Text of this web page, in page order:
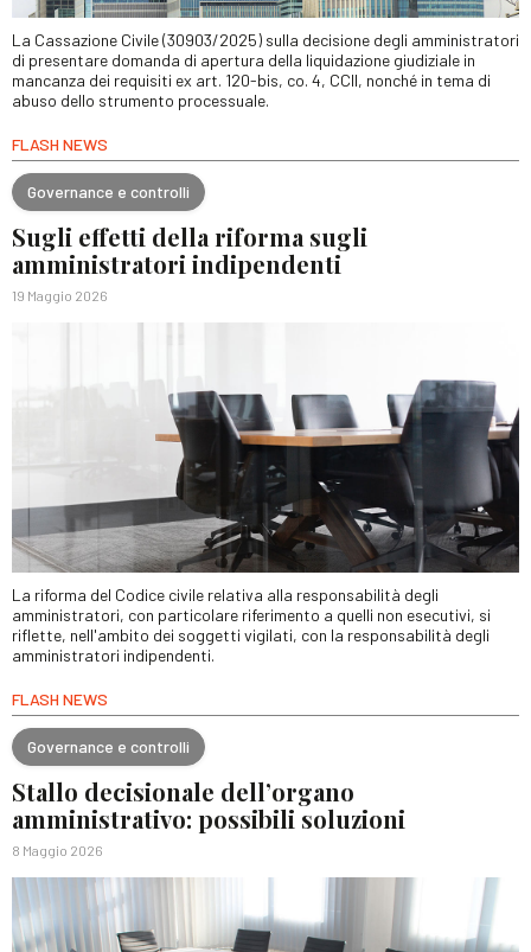
La Cassazione Civile (30903/2025) sulla decisione degli amministratori
di presentare domanda di apertura della liquidazione giudiziale in
mancanza dei requisiti ex art. 120-bis, co. 4, CCII, nonché in tema di
abuso dello strumento processuale.
FLASH NEWS
Governance e controlli
Sugli effetti della riforma sugli
amministratori indipendenti
19 Maggio 2026
La riforma del Codice civile relativa alla responsabilità degli
amministratori, con particolare riferimento a quelli non esecutivi, si
riflette, nell'ambito dei soggetti vigilati, con la responsabilità degli
amministratori indipendenti.
FLASH NEWS
Governance e controlli
Stallo decisionale dell’organo
amministrativo: possibili soluzioni
8 Maggio 2026